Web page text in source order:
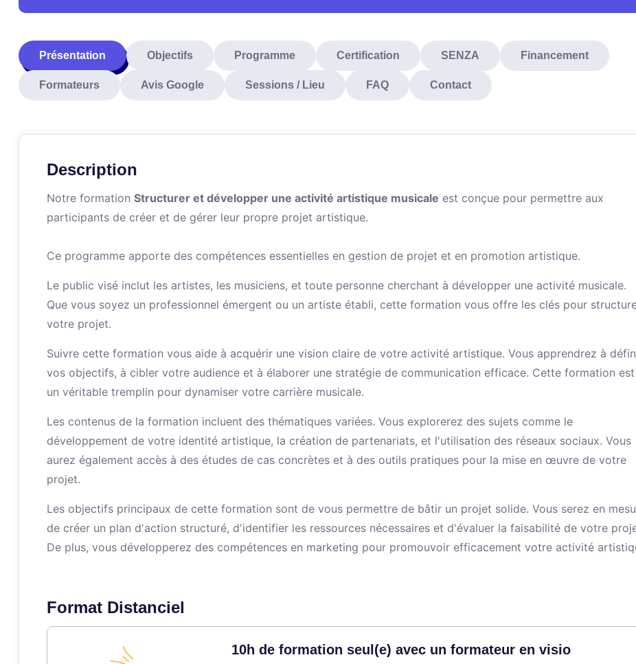
Présentation Objectifs Programme Certification SENZA Financement
Formateurs Avis Google Sessions / Lieu FAQ Contact
Description
Notre formation Structurer et développer une activité artistique musicale est conçue pour permettre aux
participants de créer et de gérer leur propre projet artistique.
Ce programme apporte des compétences essentielles en gestion de projet et en promotion artistique.
Le public visé inclut les artistes, les musiciens, et toute personne cherchant à développer une activité musicale.
Que vous soyez un professionnel émergent ou un artiste établi, cette formation vous offre les clés pour
votre projet.
Suivre cette formation vous aide à acquérir une vision claire de votre activité artistique. Vous apprendrez à
vos objectifs, à cibler votre audience et à élaborer une stratégie de communication efficace. Cette formation est
un véritable tremplin pour dynamiser votre carrière musicale.
Les contenus de la formation incluent des thématiques variées. Vous explorerez des sujets comme le
développement de votre identité artistique, la création de partenariats, et l'utilisation des réseaux sociaux. Vous
aurez également accès à des études de cas concrètes et à des outils pratiques pour la mise en œuvre de votre
projet.
Les objectifs principaux de cette formation sont de vous permettre de bâtir un projet solide. Vous serez en
de créer un plan d'action structuré, d'identifier les ressources nécessaires et d'évaluer la faisabilité de votre
De plus, vous développerez des compétences en marketing pour promouvoir efficacement votre activité
Format Distanciel
10h de formation seul(e) avec un formateur en visio